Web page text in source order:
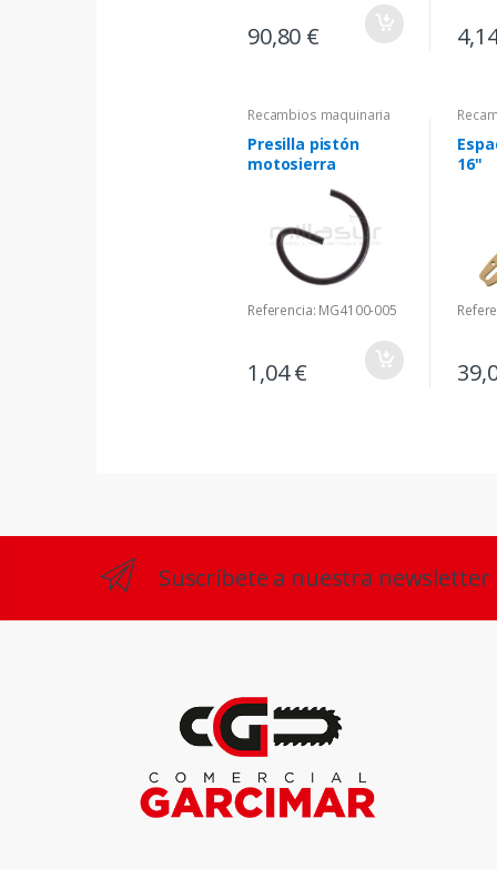
90,80 €
Recambios maquinaria
Presilla pistón
motosierra
Referencia: MG4100-005
1,04 €
16"
Suscríbete a nuestra newsletter